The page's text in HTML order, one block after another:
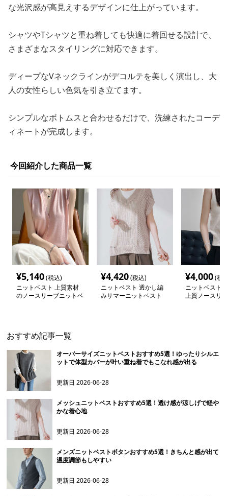
な光沢感が高見えするデザインに仕上がっています。
シャツやTシャツと重ね着しても快適に着回せる設計で、
さまざまなスタイリングに対応できます。
ディープなVネックラインがデコルテを美しく演出し、大
人の女性らしい色気を引き立てます。
シンプルなボトムスと合わせるだけで、洗練されたコーデ
ィネートが完成します。
今回紹介した商品一覧
¥5,140(税込)
ニットベスト 上質素材
のノースリーブニットベ
¥4,420(税込)
ニットベスト 透かし編
みサマーニットベスト
¥4,000(税
ニットベスト
上質ノースリ
おすすめ記事一覧
オーバーサイズニットベストおすすめ5選！ゆったりシルエ
ットで体型カバーが叶い重ね着でもこなれ感が出る
更新日2026-06-28
メッシュニットベストおすすめ5選！透け感が涼しげで軽や
かな着心地
更新日2026-06-28
メンズニットベストボタンおすすめ5選！きちんと感が出て
温度調節もしやすい
更新日2026-06-28